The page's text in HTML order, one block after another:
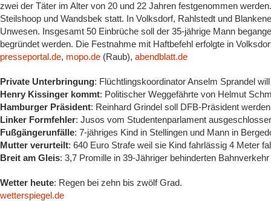
zwei der Täter im Alter von 20 und 22 Jahren festgenommen
Steilshoop und Wandsbek statt. In Volksdorf, Rahlstedt und
Unwesen. Insgesamt 50 Einbrüche soll der 35-jährige Mann
begründet werden. Die Festnahme mit Haftbefehl erfolgte in
presseportal.de, mopo.de (Raub), abendblatt.de
Private Unterbringung: Flüchtlingskoordinator Anselm Sprandel
Henry Kissinger kommt: Politischer Weggefährte von Helmut
Hamburger Präsident: Reinhard Grindel soll DFB-Präsident
Linker Formfehler: Jusos vom Studentenparlament
Fußgängerunfälle: 7-jähriges Kind in Stellingen und Mann in
Mutter verurteilt: 640 Euro Strafe weil sie Kind fahrlässig 4 Meter
Breit am Gleis: 3,7 Promille in 39-Jähriger behinderten Bahnverkehr
Wetter heute: Regen bei zehn bis zwölf Grad.
wetterspiegel.de